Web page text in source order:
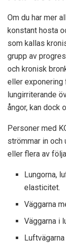
Om du har mer
konstant hosta
som kallas
grupp av
och kronisk
eller exponering
lungirriterande
ångor, kan dock
Personer med
strömmar in och
eller flera av
Lungorna,
elasticitet.
Väggarna
Väggarna i